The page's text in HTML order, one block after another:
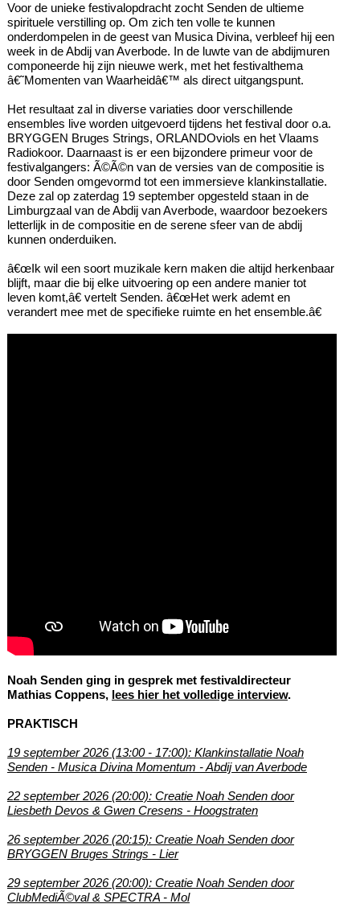
Voor de unieke festivalopdracht zocht Senden de ultieme
spirituele verstilling op. Om zich ten volle te kunnen
onderdompelen in de geest van Musica Divina, verbleef hij een
week in de Abdij van Averbode. In de luwte van de abdijmuren
componeerde hij zijn nieuwe werk, met het festivalthema
â€˜Momenten van Waarheidâ€™ als direct uitgangspunt.
Het resultaat zal in diverse variaties door verschillende
ensembles live worden uitgevoerd tijdens het festival door o.a.
BRYGGEN Bruges Strings, ORLANDOviols en het Vlaams
Radiokoor. Daarnaast is er een bijzondere primeur voor de
festivalgangers: Ã©Ã©n van de versies van de compositie is
door Senden omgevormd tot een immersieve klankinstallatie.
Deze zal op zaterdag 19 september opgesteld staan in de
Limburgzaal van de Abdij van Averbode, waardoor bezoekers
letterlijk in de compositie en de serene sfeer van de abdij
kunnen onderduiken.
â€œIk wil een soort muzikale kern maken die altijd herkenbaar
blijft, maar die bij elke uitvoering op een andere manier tot
leven komt,â€ vertelt Senden. â€œHet werk ademt en
verandert mee met de specifieke ruimte en het ensemble.â€
Noah Senden ging in gesprek met festivaldirecteur
Mathias Coppens, lees hier het volledige interview.
PRAKTISCH
19 september 2026 (13:00 - 17:00): Klankinstallatie Noah
Senden - Musica Divina Momentum - Abdij van Averbode
22 september 2026 (20:00): Creatie Noah Senden door
Liesbeth Devos & Gwen Cresens - Hoogstraten
26 september 2026 (20:15): Creatie Noah Senden door
BRYGGEN Bruges Strings - Lier
29 september 2026 (20:00): Creatie Noah Senden door
ClubMediÃ©val & SPECTRA - Mol